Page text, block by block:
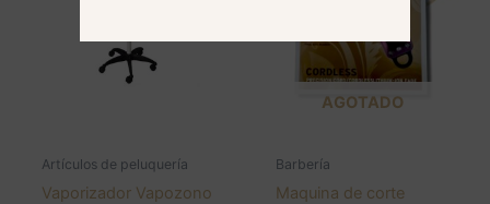
Artículos de peluquería
Vaporizador Vapozono
AGOTADO
Barbería
Maquina de corte